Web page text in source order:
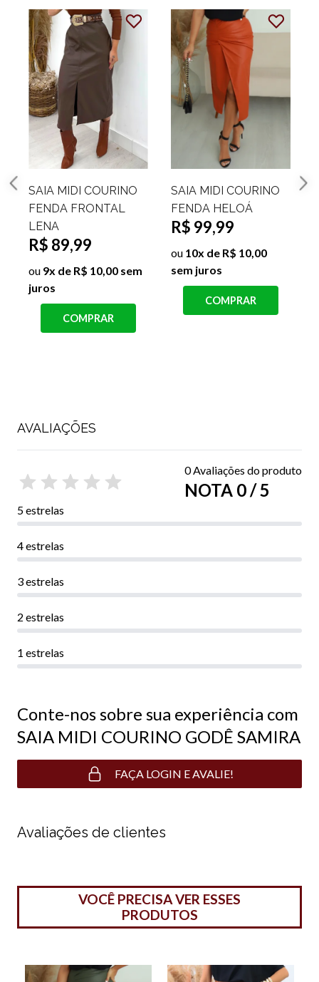
SAIA MIDI COURINO
FENDA FRONTAL
LENA
R$ 89,99
ou 9x de R$ 10,00 sem
juros
COMPRAR
SAIA MIDI COURINO
FENDA HELOÁ
R$ 99,99
ou 10x de R$ 10,00
sem juros
COMPRAR
AVALIAÇÕES
0 Avaliações do produto
NOTA 0 / 5
5 estrelas
4 estrelas
3 estrelas
2 estrelas
1 estrelas
Conte-nos sobre sua experiência com
SAIA MIDI COURINO GODÊ SAMIRA
FAÇA LOGIN E AVALIE!
Avaliações de clientes
VOCÊ PRECISA VER ESSES
PRODUTOS